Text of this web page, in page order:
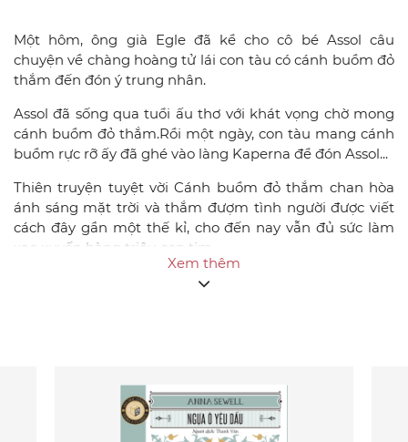
Một hôm, ông già Egle đã kể cho cô bé Assol câu
chuyện về chàng hoàng tử lái con tàu có cánh buồm đỏ
thắm đến đón ý trung nhân.
Assol đã sống qua tuổi ấu thơ với khát vọng chờ mong
cánh buồm đỏ thắm.Rồi một ngày, con tàu mang cánh
buồm rực rỡ ấy đã ghé vào làng Kaperna để đón Assol...
Thiên truyện tuyệt vời Cánh buồm đỏ thắm chan hòa
ánh sáng mặt trời và thắm đượm tình người được viết
cách đây gần một thế kỉ, cho đến nay vẫn đủ sức làm
xao xuyến hàng triệu con tim.
“Cánh buồm đỏ thắm” được Aleksandr
đẹp đẽ do chính bàn tay mình xây đắp. Aleksandr Grin
đã sống một cuộc sống đầy vất vả, gian truân. Ông đã
từng phải lang thang kiếm sống khắp nước, từng phải
Xem thêm